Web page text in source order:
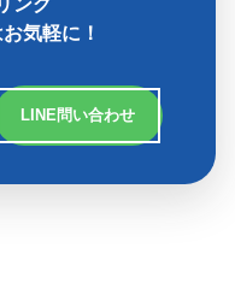
気軽に！
LINE問い合わせ